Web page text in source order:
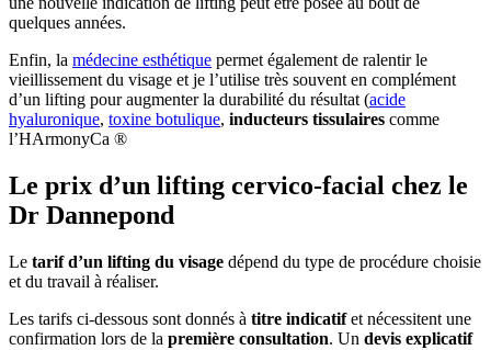
quelques années.
Enfin, la médecine esthétique permet également de ralentir le
vieillissement du visage et je l’utilise très souvent en complément
d’un lifting pour augmenter la durabilité du résultat (acide
hyaluronique, toxine botulique, inducteurs tissulaires comme
l’HArmonyCa ®
Le prix d’un lifting cervico-facial chez le
Dr Dannepond
Le tarif d’un lifting du visage dépend du type de procédure choisie
et du travail à réaliser.
Les tarifs ci-dessous sont donnés à titre indicatifet nécessitent une
confirmation lors de la première consultation. Un devis explicatif